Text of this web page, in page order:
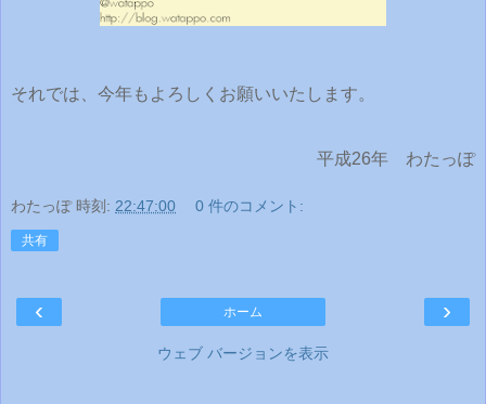
それでは、今年もよろしくお願いいたします。
平成26年 わたっぽ
わたっぽ 時刻: 22:47:00 0 件のコメント:
共有
‹ ›
ホーム
ウェブ バージョンを表示